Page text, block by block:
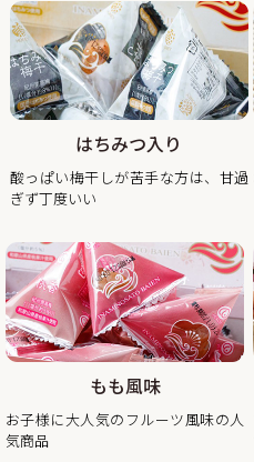
を大特価、送料込・税込1,200
平素は格別のご高配を賜り厚く
おかげさまで当社は創立50周年
持ちを込めて、【当社創立50周
高梅のくずれ梅を大特価、送
見た目が少し崩れただけで味は
機会にご賞味ください。
年末年始期間中の営業日の営業
平素は格別のご高配を賜り厚く
表記の件、下記の通りご案内さ
何かとご迷惑をお掛け致します
りますよう宜しくお願い致しま
※2025年12月20日（土曜日）
（火曜日）以降の出荷。
はちみつ入り
酸っぱい梅干しが苦手な方は、甘過
ぎず丁度いい
もも風味
お子様に大人気のフルーツ風味の人
気商品